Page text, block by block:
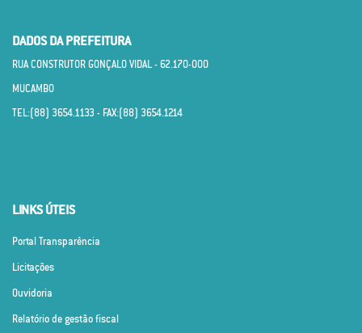
DADOS DA PREFEITURA
RUA CONSTRUTOR GONÇALO VIDAL - 62.170­-000
MUCAMBO
TEL:(88) 3654.1133 - FAX:(88) 3654.1214
LINKS ÚTEIS
Portal Transparência
Licitações
Ouvidoria
Relatório de gestão fiscal